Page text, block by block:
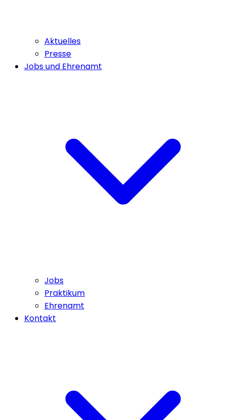
Aktuelles
Presse
Jobs und Ehrenamt
Jobs
Praktikum
Ehrenamt
Kontakt